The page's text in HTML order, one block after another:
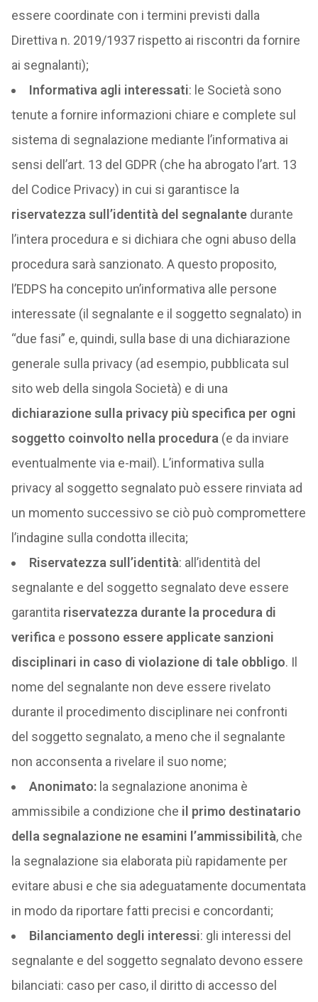
essere coordinate con i termini previsti dalla
Direttiva n. 2019/1937 rispetto ai riscontri da fornire
ai segnalanti);
Informativa agli interessati: le Società sono
tenute a fornire informazioni chiare e complete sul
sistema di segnalazione mediante l’informativa ai
sensi dell’art. 13 del GDPR (che ha abrogato l’art. 13
del Codice Privacy) in cui si garantisce la
riservatezza sull’identità del segnalantedurante
l’intera procedura e si dichiara che ogni abuso della
procedura sarà sanzionato. A questo proposito,
l’EDPS ha concepito un’informativa alle persone
interessate (il segnalante e il soggetto segnalato) in
“due fasi” e, quindi, sulla base di una dichiarazione
generale sulla privacy (ad esempio, pubblicata sul
sito web della singola Società) e di una
dichiarazione sulla privacy più specifica per ogni
soggetto coinvolto nella procedura (e da inviare
eventualmente via e-mail). L’informativa sulla
privacy al soggetto segnalato può essere rinviata ad
un momento successivo se ciò può compromettere
l’indagine sulla condotta illecita;
Riservatezza sull’identità: all’identità del
segnalante e del soggetto segnalato deve essere
garantita riservatezza durante la procedura di
verifica e possono essere applicate sanzioni
disciplinari in caso di violazione di tale obbligo. Il
nome del segnalante non deve essere rivelato
durante il procedimento disciplinare nei confronti
del soggetto segnalato, a meno che il segnalante
non acconsenta a rivelare il suo nome;
Anonimato:la segnalazione anonima è
ammissibile a condizione che il primo destinatario
della segnalazione ne esamini l’ammissibilità, che
la segnalazione sia elaborata più rapidamente per
evitare abusi e che sia adeguatamente documentata
in modo da riportare fatti precisi e concordanti;
Bilanciamento degli interessi: gli interessi del
segnalante e del soggetto segnalato devono essere
bilanciati: caso per caso, il diritto di accesso del